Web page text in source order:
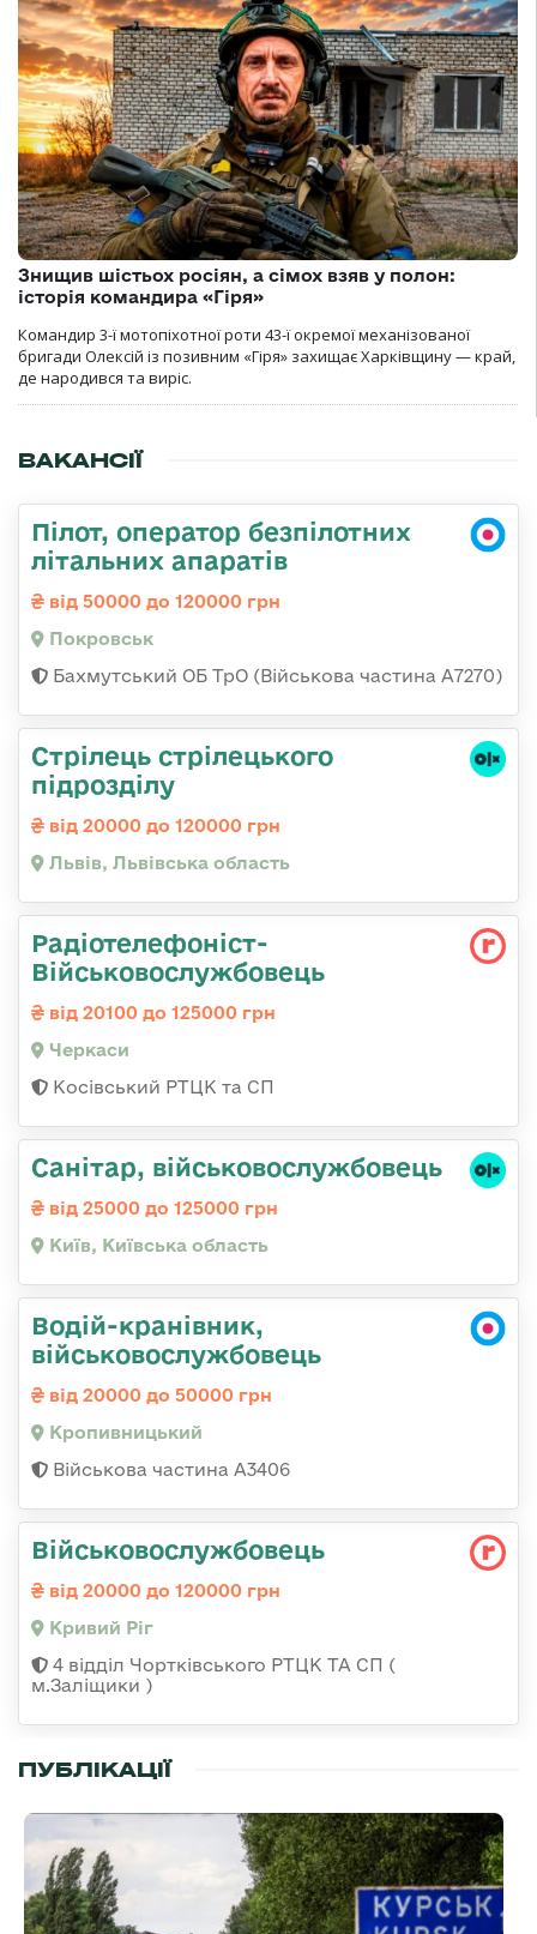
Знищив шістьох росіян, а сімох взяв у полон:
історія командира «Гіря»
Командир 3-ї мотопіхотної роти 43-ї окремої механізованої
бригади Олексій із позивним «Гіря» захищає Харківщину — край,
де народився та виріс.
ВАКАНСІЇ
Пілот, оператор безпілотних
літальних апаратів
від 50000 до 120000 грн
Покровськ
Бахмутський ОБ ТрО (Військова частина А7270)
Стрілець стрілецького
підрозділу
від 20000 до 120000 грн
Львів, Львівська область
Радіотелефоніст-
Військовослужбовець
від 20100 до 125000 грн
Черкаси
Косівський РТЦК та СП
Санітаp, військовослужбовець
від 25000 до 125000 грн
Київ, Київська область
Водій-кранівник,
військовослужбовець
від 20000 до 50000 грн
Кропивницький
Військова частина А3406
Військовослужбовець
від 20000 до 120000 грн
Кривий Ріг
4 відділ Чортківського РТЦК ТА СП (
м.Заліщики )
ПУБЛІКАЦІЇ